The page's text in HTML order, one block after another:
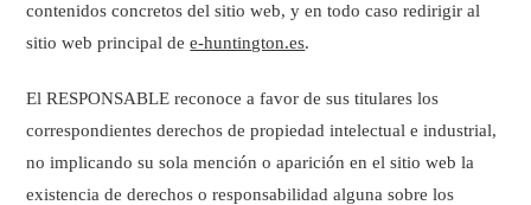
contenidos concretos del sitio web, y en todo caso redirigir al
sitio web principal dee-huntington.es.
El RESPONSABLE reconoce a favor de sus titulares los
correspondientes derechos de propiedad intelectual e industrial,
no implicando su sola mención o aparición en el sitio web la
existencia de derechos o responsabilidad alguna sobre los